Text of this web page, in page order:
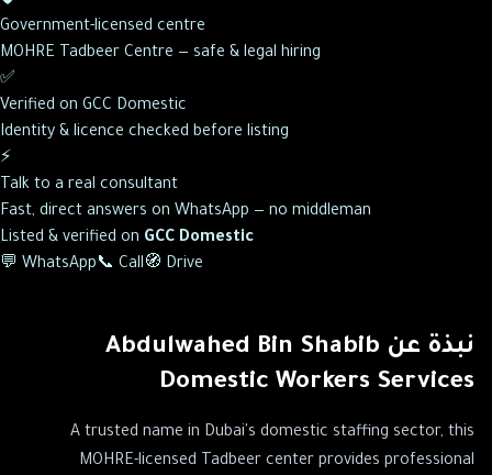
Government-licensed centre
MOHRE Tadbeer Centre — safe & legal hiring
✅
Verified on GCC Domestic
Identity & licence checked before listing
⚡
Talk to a real consultant
Fast, direct answers on WhatsApp — no middleman
Listed & verified on GCC Domestic
💬 WhatsApp📞 Call🧭 Drive
نبذة عن Abdulwahed Bin Shabib
Domestic Workers Services
A trusted name in Dubai's domestic staffing sector, this
MOHRE-licensed Tadbeer center provides professional